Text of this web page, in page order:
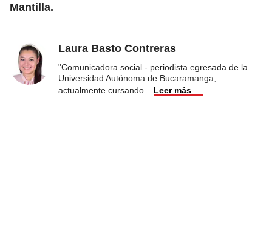
Mantilla.
Laura Basto Contreras
"Comunicadora social - periodista egresada de la
Universidad Autónoma de Bucaramanga,
actualmente cursando
Leer más